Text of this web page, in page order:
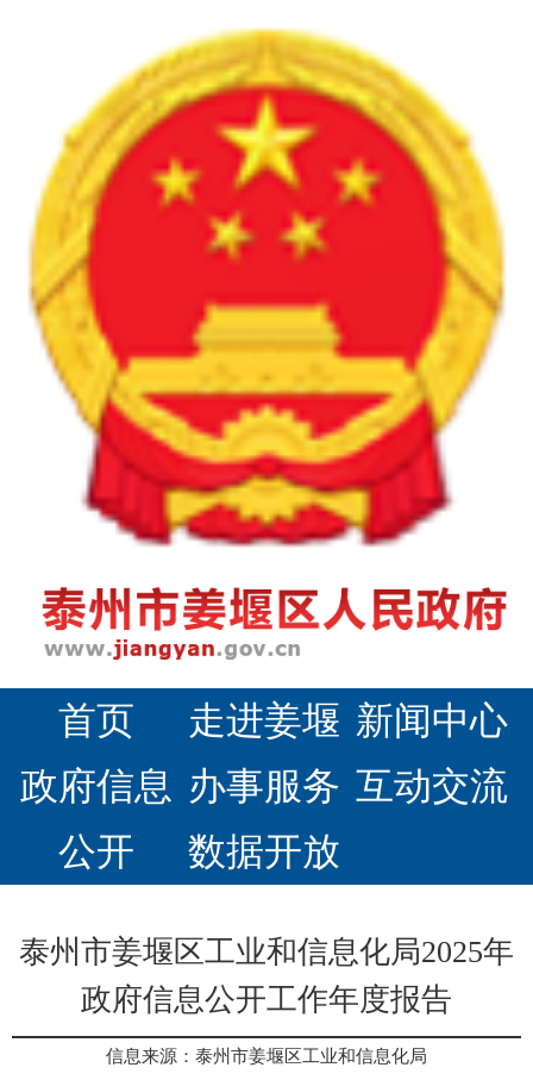
首页 走进姜堰 新闻中心
政府信息
公开
办事服务 互动交流
数据开放
泰州市姜堰区工业和信息化局2025年
政府信息公开工作年度报告
信息来源：泰州市姜堰区工业和信息化局